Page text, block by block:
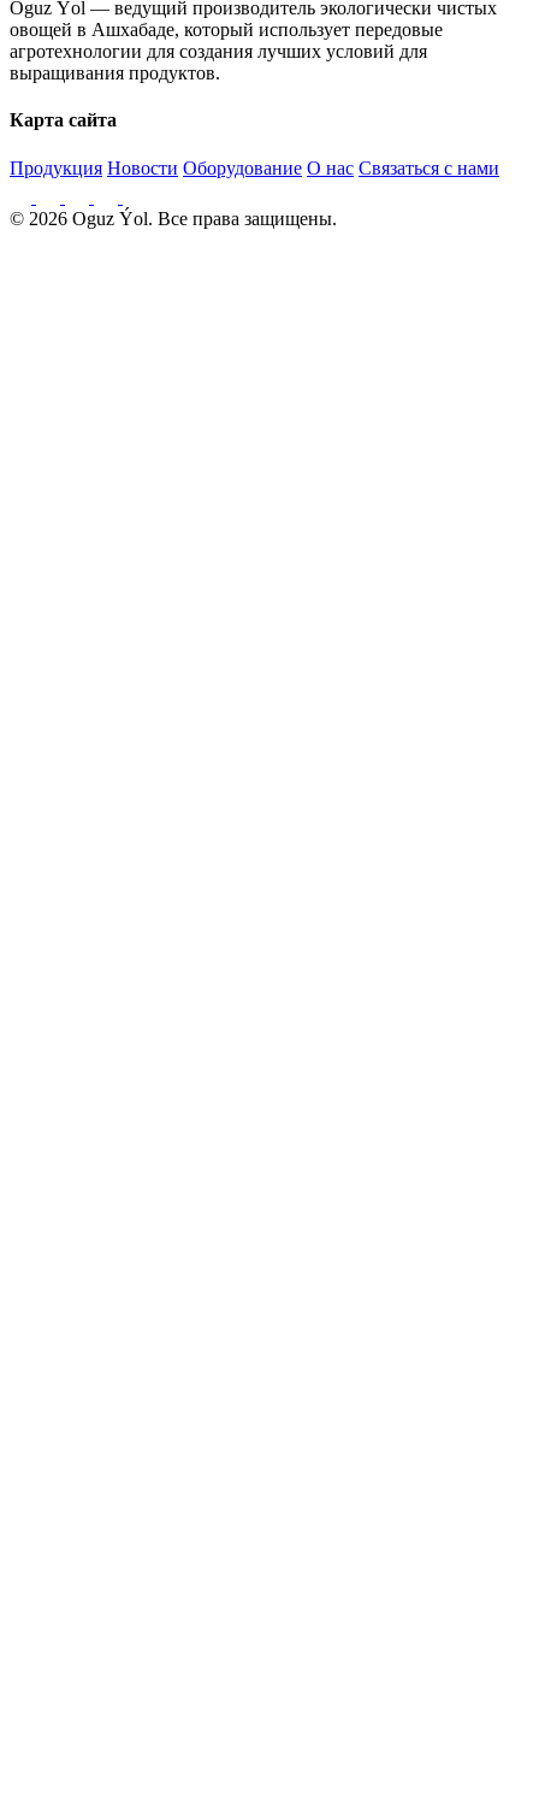
Oguz Ýol — ведущий производитель экологически чистых
овощей в Ашхабаде, который использует передовые
агротехнологии для создания лучших условий для
выращивания продуктов.
Карта сайта
Продукция Новости Оборудование О нас Связаться с нами
© 2026 Oguz Ýol. Все права защищены.